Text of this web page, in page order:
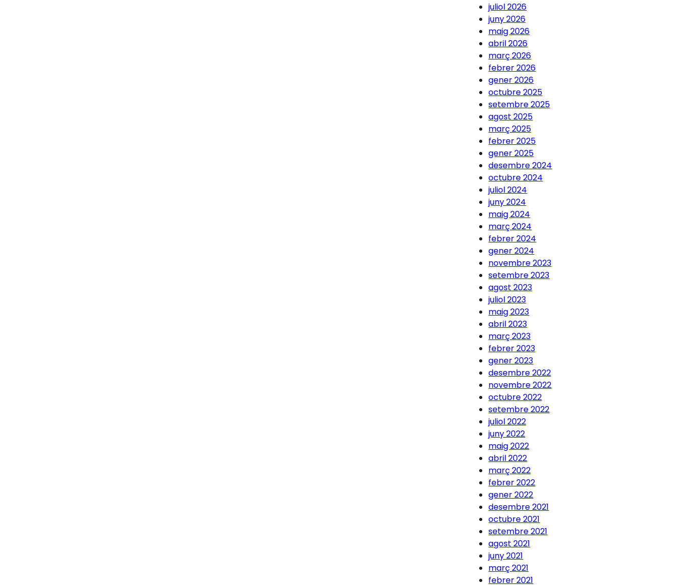
juliol 2026
juny 2026
maig 2026
abril 2026
març 2026
febrer 2026
gener 2026
octubre 2025
setembre 2025
agost 2025
març 2025
febrer 2025
gener 2025
desembre 2024
octubre 2024
juliol 2024
juny 2024
maig 2024
març 2024
febrer 2024
gener 2024
novembre 2023
setembre 2023
agost 2023
juliol 2023
maig 2023
abril 2023
març 2023
febrer 2023
gener 2023
desembre 2022
novembre 2022
octubre 2022
setembre 2022
juliol 2022
juny 2022
maig 2022
abril 2022
març 2022
febrer 2022
gener 2022
desembre 2021
octubre 2021
setembre 2021
agost 2021
juny 2021
març 2021
febrer 2021